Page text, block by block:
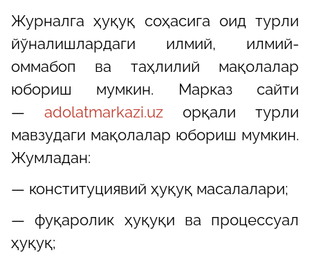
Журналга ҳуқуқ соҳасига оид турли
йўналишлардаги илмий, илмий-
оммабоп ва таҳлилий мақолалар
юбориш мумкин. Марказ сайти
— adolatmarkazi.uz орқали турли
мавзудаги мақолалар юбориш мумкин.
Жумладан:
— конституциявий ҳуқуқ масалалари;
— фуқаролик ҳуқуқи ва процессуал
ҳуқуқ;